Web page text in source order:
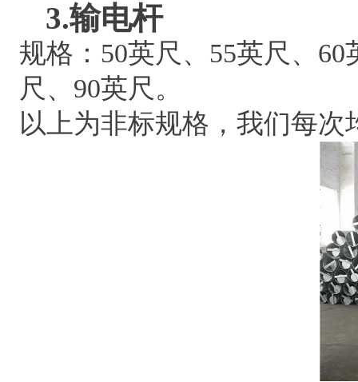
3.输电杆
规格：50英尺、55英尺、
尺、90英尺。
以上为非标规格，我们每